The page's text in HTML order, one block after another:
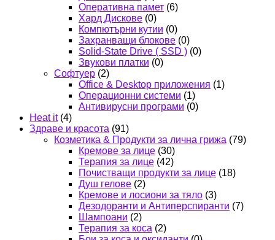
Оперативна памет (6)
Хард Дискове (0)
Компютърни кутии (0)
Захранващи блокове (0)
Solid-State Drive ( SSD ) (0)
Звукови платки (0)
Софтуер (2)
Office & Desktop приложения (1)
Операционни системи (1)
Антивирусни програми (0)
Heat it (4)
Здраве и красота (91)
Козметика & Продукти за лична грижа (79)
Кремове за лице (30)
Терапия за лице (42)
Почистващи продукти за лице (18)
Душ гелове (2)
Кремове и лосиони за тяло (3)
Дезодоранти и Антиперспиранти (7)
Шампоани (2)
Терапия за коса (2)